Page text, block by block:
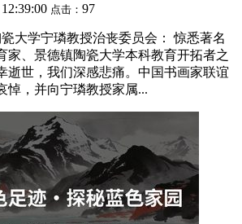
点击： 97
大学宁璘教授治丧委员会： 惊悉著名
家、景德镇陶瓷大学本科教育开拓者之
逝世，我们深感悲痛。中国书画家联谊
悼，并向宁璘教授家属...